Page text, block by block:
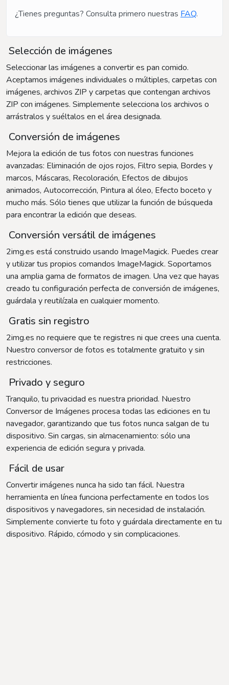
¿Tienes preguntas? Consulta primero nuestras FAQ.
Selección de imágenes
Seleccionar las imágenes a convertir es pan comido.
Aceptamos imágenes individuales o múltiples, carpetas con
imágenes, archivos ZIP y carpetas que contengan archivos
ZIP con imágenes. Simplemente selecciona los archivos o
arrástralos y suéltalos en el área designada.
Conversión de imágenes
Mejora la edición de tus fotos con nuestras funciones
avanzadas: Eliminación de ojos rojos, Filtro sepia, Bordes y
marcos, Máscaras, Recoloración, Efectos de dibujos
animados, Autocorrección, Pintura al óleo, Efecto boceto y
mucho más. Sólo tienes que utilizar la función de búsqueda
para encontrar la edición que deseas.
Conversión versátil de imágenes
2img.es está construido usando ImageMagick. Puedes crear
y utilizar tus propios comandos ImageMagick. Soportamos
una amplia gama de formatos de imagen. Una vez que hayas
creado tu configuración perfecta de conversión de imágenes,
guárdala y reutilízala en cualquier momento.
Gratis sin registro
2img.es no requiere que te registres ni que crees una cuenta.
Nuestro conversor de fotos es totalmente gratuito y sin
restricciones.
Privado y seguro
Tranquilo, tu privacidad es nuestra prioridad. Nuestro
Conversor de Imágenes procesa todas las ediciones en tu
navegador, garantizando que tus fotos nunca salgan de tu
dispositivo. Sin cargas, sin almacenamiento: sólo una
experiencia de edición segura y privada.
Fácil de usar
Convertir imágenes nunca ha sido tan fácil. Nuestra
herramienta en línea funciona perfectamente en todos los
dispositivos y navegadores, sin necesidad de instalación.
Simplemente convierte tu foto y guárdala directamente en tu
dispositivo. Rápido, cómodo y sin complicaciones.